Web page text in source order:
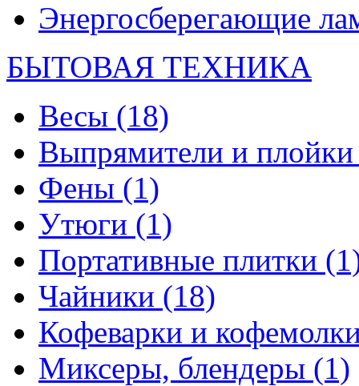
Энергосберегающие
БЫТОВАЯ ТЕХНИКА
Весы (18)
Выпрямители и
Фены (1)
Утюги (1)
Портативные плитки
Чайники (18)
Кофеварки и
Миксеры, блендеры (1)